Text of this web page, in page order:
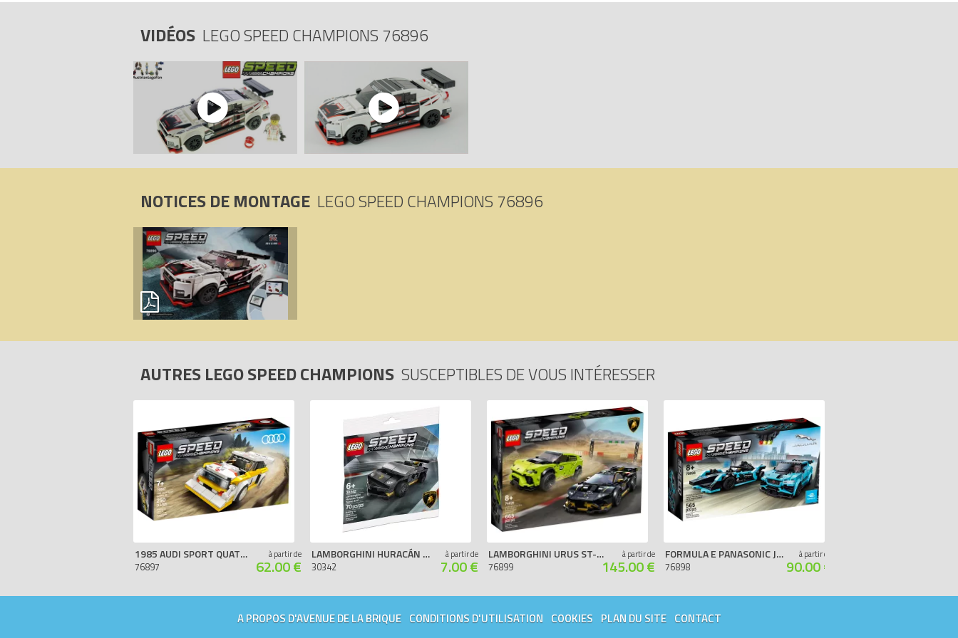
VIDÉOS LEGO SPEED CHAMPIONS 76896
NOTICES DE MONTAGE LEGO SPEED CHAMPIONS 76896
AUTRES LEGO SPEED CHAMPIONS SUSCEPTIBLES DE VOUS INTÉRESSER
1985 AUDI SPORT QUATTRO S1
76897
à partir de
62.00 €
LAMBORGHINI HURACÁN SUPER TROFEO EVO (POLYBAG)
30342
à partir de
7.00 €
LAMBORGHINI URUS ST-X & LAMBORGHINI HURACÁN SUPER TROFEO EVO
76899
à partir de
145.00 €
FORMULA E PANASONIC JAGUAR RACING GEN2 & JAGUAR I-PACE ETROPHY
76898
à partir de
90.00 €
A PROPOS D'AVENUE DE LA BRIQUE CONDITIONS D'UTILISATION COOKIES PLAN DU SITE CONTACT